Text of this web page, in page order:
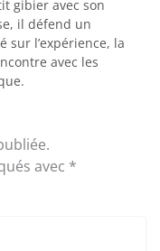
gibier avec son
il défend un
sur l’expérience, la
avec les
avec *